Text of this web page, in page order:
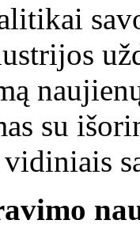
su
vidiniais